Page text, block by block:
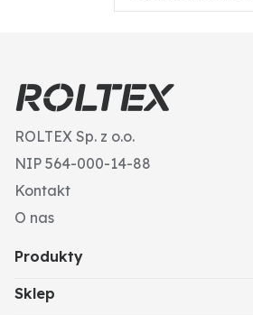
ROLTEX Sp. z o.o.
NIP 564-000-14-88
Kontakt
O nas
Produkty
Sklep